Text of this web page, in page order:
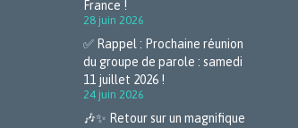
France !
28 juin 2026
✅ Rappel : Prochaine réunion
du groupe de parole : samedi
11 juillet 2026 !
24 juin 2026
🎶✨ Retour sur un magnifique